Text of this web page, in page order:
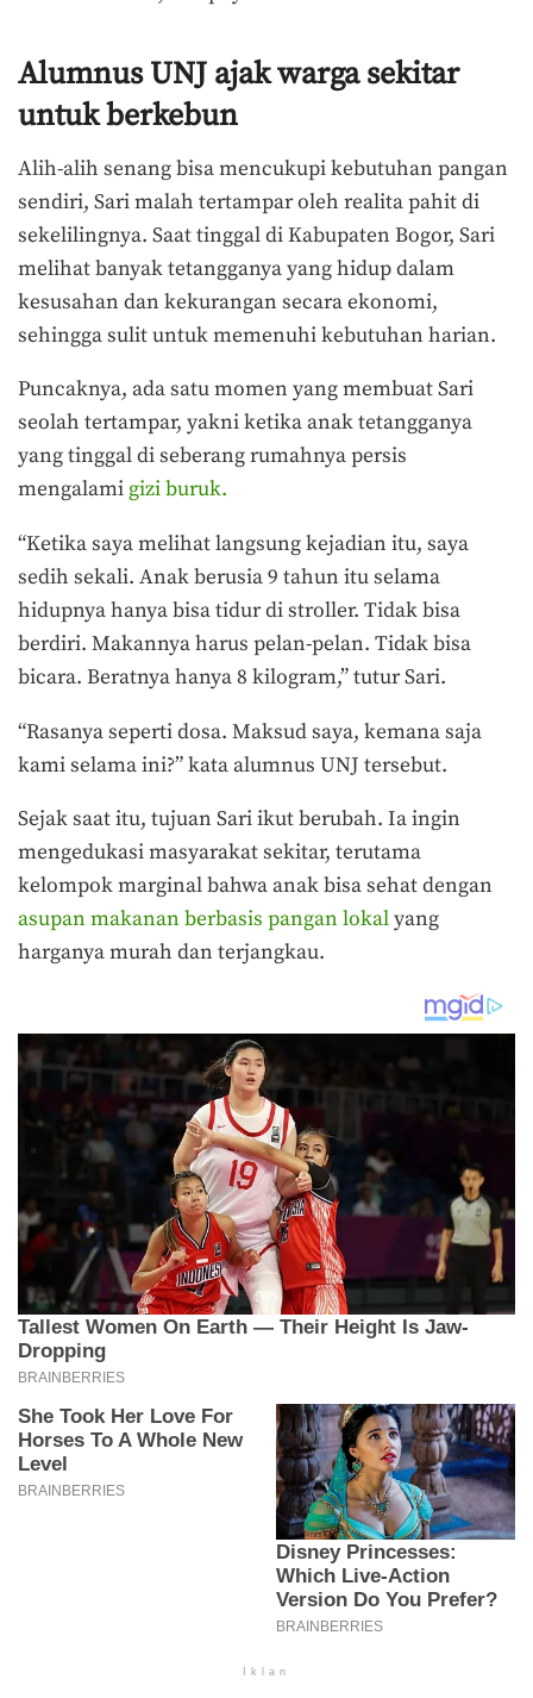
Alumnus UNJ ajak warga sekitar
untuk berkebun
Alih-alih senang bisa mencukupi kebutuhan pangan
sendiri, Sari malah tertampar oleh realita pahit di
sekelilingnya. Saat tinggal di Kabupaten Bogor, Sari
melihat banyak tetangganya yang hidup dalam
kesusahan dan kekurangan secara ekonomi,
sehingga sulit untuk memenuhi kebutuhan harian.
Puncaknya, ada satu momen yang membuat Sari
seolah tertampar, yakni ketika anak tetangganya
yang tinggal di seberang rumahnya persis
mengalamigizi buruk.
“Ketika saya melihat langsung kejadian itu, saya
sedih sekali. Anak berusia 9 tahun itu selama
hidupnya hanya bisa tidur di stroller. Tidak bisa
berdiri. Makannya harus pelan-pelan. Tidak bisa
bicara. Beratnya hanya 8 kilogram,” tutur Sari.
“Rasanya seperti dosa. Maksud saya, kemana saja
kami selama ini?” kata alumnus UNJ tersebut.
Sejak saat itu, tujuan Sari ikut berubah. Ia ingin
mengedukasi masyarakat sekitar, terutama
kelompok marginal bahwa anak bisa sehat dengan
asupan makanan berbasis pangan lokalyang
harganya murah dan terjangkau.
Iklan